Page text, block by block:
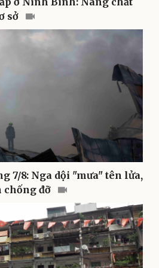
Đời sống
sở
7/8: Nga dội "mưa" tên lửa,
đỡ